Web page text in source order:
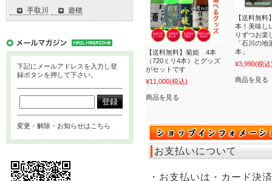
【送料無料】菊姫 4本
（720ミリ4本）とグッズ
がセットです
¥11,000(税込)
商品を見る
【送料無
本！美味し
りずつお楽
「石川の
本」
¥3,990(税込
商品を見る
お支払いについて
・お支払いは・カード決
手取川
遊穂
下記にメールアドレスを入力し登
録ボタンを押して下さい。
変更・解除・お知らせはこちら